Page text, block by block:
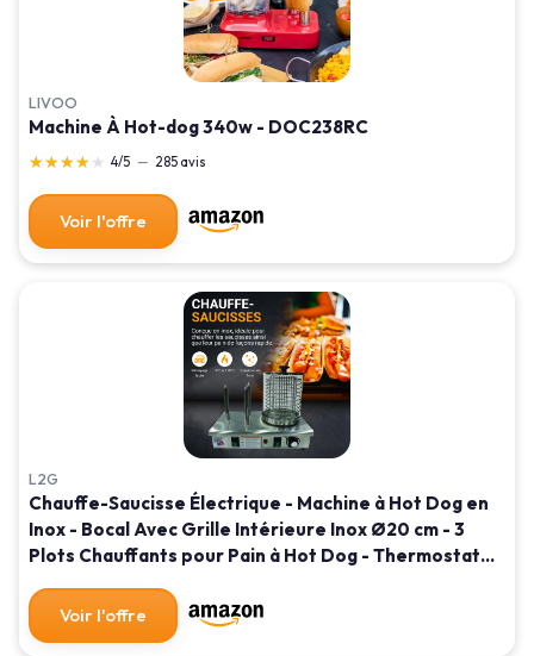
LIVOO
Machine À Hot-dog 340w - DOC238RC
★★★★★
★★★★★ 4/5 — 285 avis
Voir l'offre
L2G
Chauffe-Saucisse Électrique - Machine à Hot Dog en
Inox - Bocal Avec Grille Intérieure Inox Ø20 cm - 3
Plots Chauffants pour Pain à Hot Dog - Thermostat
Voir l'offre